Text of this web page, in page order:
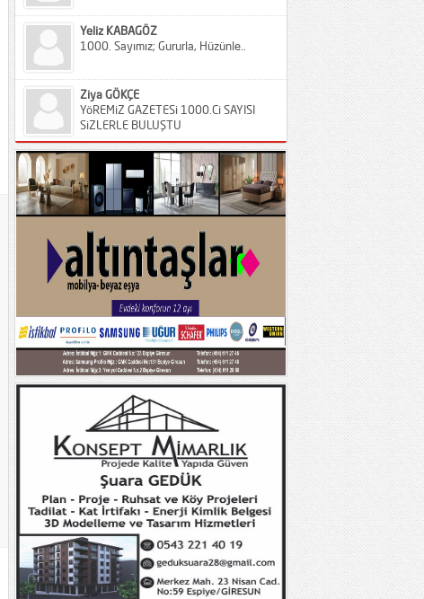
Yeliz KABAGÖZ
1000. Sayımız; Gururla, Hüzünle..
Ziya GÖKÇE
YöREMiZ GAZETESi 1000.Ci SAYISI
SiZLERLE BULUŞTU